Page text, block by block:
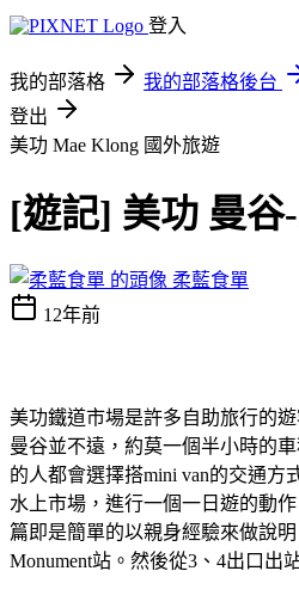
登入
我的部落格 我的部落格後台
登出
美功 Mae Klong 國外旅遊
[遊記] 美功 曼谷
柔藍食單
12年前
美功鐵道市場是許多自助旅行的
曼谷並不遠，約莫一個半小時的
的人都會選擇搭mini van的交通方
水上市場，進行一個一日遊的動
篇即是簡單的以親身經驗來做說
Monument站。然後從3、4出口出